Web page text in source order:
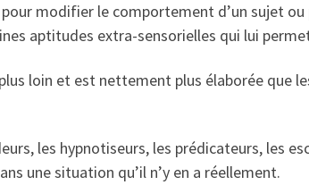
modifier le comportement d’un sujet
aptitudes extra-sensorielles qui lui
loin et est nettement plus élaborée que
les hypnotiseurs, les prédicateurs, les
une situation qu’il n’y en a réellement.